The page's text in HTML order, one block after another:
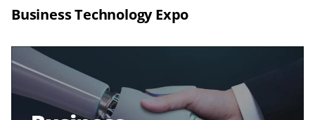
Business Technology Expo